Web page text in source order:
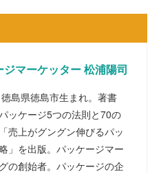
ジマーケッター 松浦陽司
島県徳島市生まれ。著書
ッケージ5つの法則と70の
売上がグングン伸びるパッ
」を出版。パッケージマー
の創始者。パッケージの企